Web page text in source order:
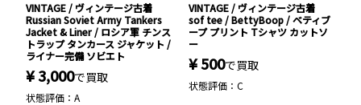
VINTAGE / ヴィンテージ古着
Russian Soviet Army Tankers
Jacket & Liner / ロシア軍 チンス
トラップ タンカース ジャケット /
ライナー完備 ソビエト
¥ 3,000で買取
状態評価：A
VINTAGE / ヴィンテージ古着
sof tee / BettyBoop / ベティブ
ープ プリント Tシャツ カットソ
ー
¥ 500で買取
状態評価：C